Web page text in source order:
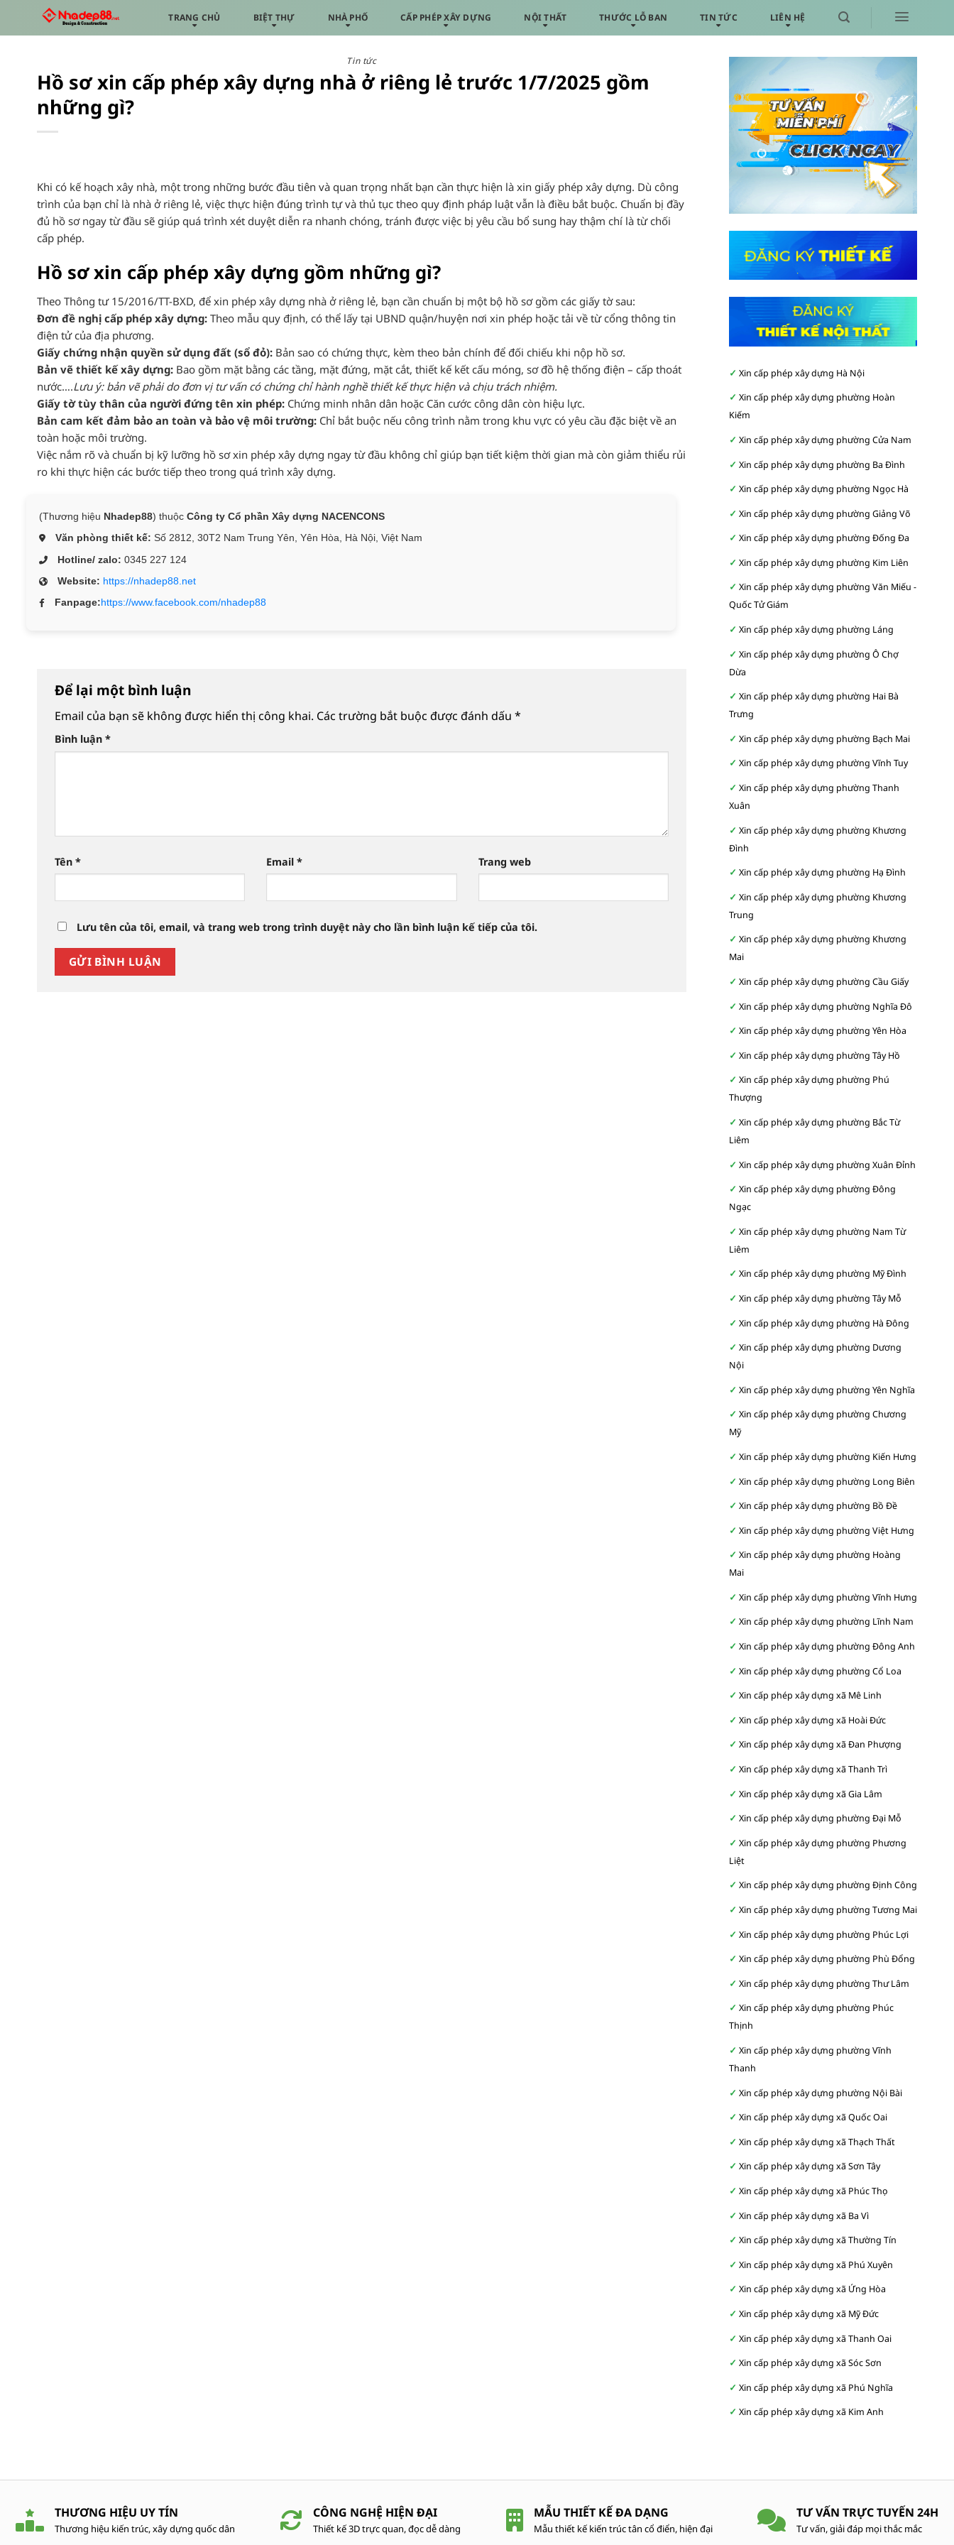
TRANG CHỦ BIỆT THỰ NHÀ PHỐ CẤP PHÉP XÂY DỰNG NỘI THẤT THƯỚC LỖ BAN TIN TỨC LIÊN HỆ
Tin tức
Hồ sơ xin cấp phép xây dựng nhà ở riêng lẻ trước 1/7/2025 gồm
những gì?
Khi có kế hoạch xây nhà, một trong những bước đầu tiên và quan trọng nhất bạn cần thực hiện là xin giấy phép xây dựng. Dù công
trình của bạn chỉ là nhà ở riêng lẻ, việc thực hiện đúng trình tự và thủ tục theo quy định pháp luật vẫn là điều bắt buộc. Chuẩn bị đầy
đủ hồ sơ ngay từ đầu sẽ giúp quá trình xét duyệt diễn ra nhanh chóng, tránh được việc bị yêu cầu bổ sung hay thậm chí là từ chối
cấp phép.
Hồ sơ xin cấp phép xây dựng gồm những gì?
Theo Thông tư 15/2016/TT-BXD, để xin phép xây dựng nhà ở riêng lẻ, bạn cần chuẩn bị một bộ hồ sơ gồm các giấy tờ sau:
Đơn đề nghị cấp phép xây dựng: Theo mẫu quy định, có thể lấy tại UBND quận/huyện nơi xin phép hoặc tải về từ cổng thông tin
điện tử của địa phương.
Giấy chứng nhận quyền sử dụng đất (sổ đỏ): Bản sao có chứng thực, kèm theo bản chính để đối chiếu khi nộp hồ sơ.
Bản vẽ thiết kế xây dựng: Bao gồm mặt bằng các tầng, mặt đứng, mặt cắt, thiết kế kết cấu móng, sơ đồ hệ thống điện – cấp thoát
nước….Lưu ý: bản vẽ phải do đơn vị tư vấn có chứng chỉ hành nghề thiết kế thực hiện và chịu trách nhiệm.
Giấy tờ tùy thân của người đứng tên xin phép: Chứng minh nhân dân hoặc Căn cước công dân còn hiệu lực.
Bản cam kết đảm bảo an toàn và bảo vệ môi trường: Chỉ bắt buộc nếu công trình nằm trong khu vực có yêu cầu đặc biệt về an
toàn hoặc môi trường.
Việc nắm rõ và chuẩn bị kỹ lưỡng hồ sơ xin phép xây dựng ngay từ đầu không chỉ giúp bạn tiết kiệm thời gian mà còn giảm thiểu rủi
ro khi thực hiện các bước tiếp theo trong quá trình xây dựng.
(Thương hiệu Nhadep88) thuộcCông ty Cổ phần Xây dựng NACENCONS
Văn phòng thiết kế: Số 2812, 30T2 Nam Trung Yên, Yên Hòa, Hà Nội, Việt Nam
Hotline/ zalo: 0345 227 124
Website: https://nhadep88.net
Fanpage:https://www.facebook.com/nhadep88
Để lại một bình luận
Email của bạn sẽ không được hiển thị công khai. Các trường bắt buộc được đánh dấu *
Bình luận *
Tên * Email* Trang web
Lưu tên của tôi, email, và trang web trong trình duyệt này cho lần bình luận kế tiếp của tôi.
Xin cấp phép xây dựng Hà Nội
Xin cấp phép xây dựng phường Hoàn
Kiếm
Xin cấp phép xây dựng phường Cửa Nam
Xin cấp phép xây dựng phường Ba Đình
Xin cấp phép xây dựng phường Ngọc Hà
Xin cấp phép xây dựng phường Giảng Võ
Xin cấp phép xây dựng phường Đống Đa
Xin cấp phép xây dựng phường Kim Liên
Xin cấp phép xây dựng phường Văn Miếu -
Quốc Tử Giám
Xin cấp phép xây dựng phường Láng
Xin cấp phép xây dựng phường Ô Chợ
Dừa
Xin cấp phép xây dựng phường Hai Bà
Trưng
Xin cấp phép xây dựng phường Bạch Mai
Xin cấp phép xây dựng phường Vĩnh Tuy
Xin cấp phép xây dựng phường Thanh
Xuân
Xin cấp phép xây dựng phường Khương
Đình
Xin cấp phép xây dựng phường Hạ Đình
Xin cấp phép xây dựng phường Khương
Trung
Xin cấp phép xây dựng phường Khương
Mai
Xin cấp phép xây dựng phường Cầu Giấy
Xin cấp phép xây dựng phường Nghĩa Đô
Xin cấp phép xây dựng phường Yên Hòa
Xin cấp phép xây dựng phường Tây Hồ
Xin cấp phép xây dựng phường Phú
Thượng
Xin cấp phép xây dựng phường Bắc Từ
Liêm
Xin cấp phép xây dựng phường Xuân Đỉnh
Xin cấp phép xây dựng phường Đông
Ngạc
Xin cấp phép xây dựng phường Nam Từ
Liêm
Xin cấp phép xây dựng phường Mỹ Đình
Xin cấp phép xây dựng phường Tây Mỗ
Xin cấp phép xây dựng phường Hà Đông
Xin cấp phép xây dựng phường Dương
Nội
Xin cấp phép xây dựng phường Yên Nghĩa
Xin cấp phép xây dựng phường Chương
Mỹ
Xin cấp phép xây dựng phường Kiến Hưng
Xin cấp phép xây dựng phường Long Biên
Xin cấp phép xây dựng phường Bồ Đề
Xin cấp phép xây dựng phường Việt Hưng
Xin cấp phép xây dựng phường Hoàng
Mai
Xin cấp phép xây dựng phường Vĩnh Hưng
Xin cấp phép xây dựng phường Lĩnh Nam
Xin cấp phép xây dựng phường Đông Anh
Xin cấp phép xây dựng phường Cổ Loa
Xin cấp phép xây dựng xã Mê Linh
Xin cấp phép xây dựng xã Hoài Đức
Xin cấp phép xây dựng xã Đan Phượng
Xin cấp phép xây dựng xã Thanh Trì
Xin cấp phép xây dựng xã Gia Lâm
Xin cấp phép xây dựng phường Đại Mỗ
Xin cấp phép xây dựng phường Phương
Liệt
Xin cấp phép xây dựng phường Định Công
Xin cấp phép xây dựng phường Tương Mai
Xin cấp phép xây dựng phường Phúc Lợi
Xin cấp phép xây dựng phường Phù Đổng
Xin cấp phép xây dựng phường Thư Lâm
Xin cấp phép xây dựng phường Phúc
Thịnh
Xin cấp phép xây dựng phường Vĩnh
Thanh
Xin cấp phép xây dựng phường Nội Bài
Xin cấp phép xây dựng xã Quốc Oai
Xin cấp phép xây dựng xã Thạch Thất
Xin cấp phép xây dựng xã Sơn Tây
Xin cấp phép xây dựng xã Phúc Thọ
Xin cấp phép xây dựng xã Ba Vì
Xin cấp phép xây dựng xã Thường Tín
Xin cấp phép xây dựng xã Phú Xuyên
Xin cấp phép xây dựng xã Ứng Hòa
Xin cấp phép xây dựng xã Mỹ Đức
Xin cấp phép xây dựng xã Thanh Oai
Xin cấp phép xây dựng xã Sóc Sơn
Xin cấp phép xây dựng xã Phú Nghĩa
Xin cấp phép xây dựng xã Kim Anh
THƯƠNG HIỆU UY TÍN
Thương hiệu kiến trúc, xây dựng quốc dân
CÔNG NGHỆ HIỆN ĐẠI
Thiết kế 3D trực quan, đọc dễ dàng
MẪU THIẾT KẾ ĐA DẠNG
Mẫu thiết kế kiến trúc tân cổ điển, hiện đại
TƯ VẤN TRỰC TUYẾN 24H
Tư vấn, giải đáp mọi thắc mắc